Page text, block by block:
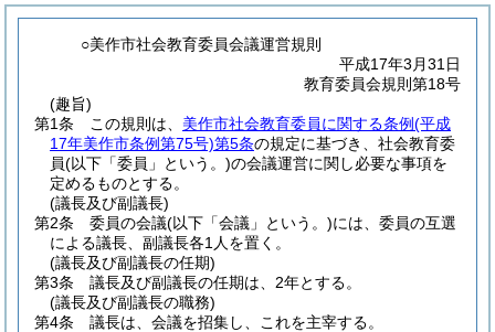
○美作市社会教育委員会議運営規則
平成17年3月31日
教育委員会規則第18号
(趣旨)
第1条
この規則は、 美作市社会教育委員に関する条例(平成
17年美作市条例第75号)第5条の規定に基づき、社会教育委
員(以下「委員」という。)の会議運営に関し必要な事項を
定めるものとする。
(議長及び副議長)
第2条
委員の会議(以下「会議」という。)には、委員の互選
による議長、副議長各1人を置く。
(議長及び副議長の任期)
第3条
議長及び副議長の任期は、2年とする。
(議長及び副議長の職務)
第4条
議長は、会議を招集し、これを主宰する。